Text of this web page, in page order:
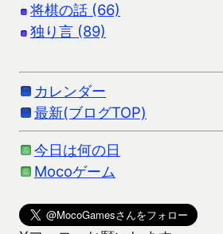
将棋の話 (66)
独り言 (89)
カレンダー
最新(ブログTOP)
今日は何の日
Mocoゲーム